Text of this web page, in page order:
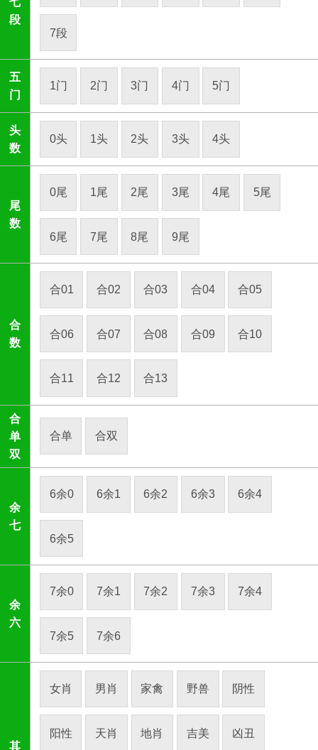
段
7段
五
门
1门 2门 3门 4门 5门
头
数
0头 1头 2头 3头 4头
尾
数
0尾 1尾 2尾 3尾 4尾 5尾
6尾 7尾 8尾 9尾
合
数
合01 合02 合03 合04 合05
合06 合07 合08 合09 合10
合11 合12 合13
合
单
双
合单 合双
余
七
6余0 6余1 6余2 6余3 6余4
6余5
余
六
7余0 7余1 7余2 7余3 7余4
7余5 7余6
其
女肖 男肖 家禽 野兽 阴性
阳性 天肖 地肖 吉美 凶丑